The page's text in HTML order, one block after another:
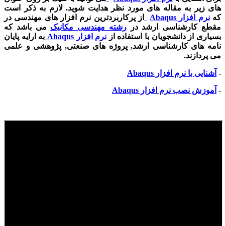
های زیر به مقاله های مورد نظر هدایت شوید. لازم به ذکر است
کهنرم افزارAbaqus
از پرکاربردترین نرم افزار های مهندسی در
مقطع کارشناسی ارشد دررشته مهندسی مکانیک می باشد که
بسیاری از دانشجویان با استفاده از نرم افزارAbaqus به ارایه پایان
نامه های کارشناسی ارشد, پروژه های صنعتی, پژوهشی و علمی
می پردازند.
- آشنایی با نرم افزار Abaqus
- آموزش نصب نرم افزار Abaqus